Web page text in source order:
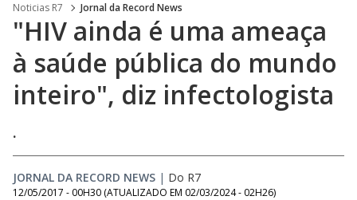
Noticias R7 Jornal da Record News
"HIV ainda é uma ameaça
à saúde pública do mundo
inteiro", diz infectologista
.
JORNAL DA RECORD NEWS | Do R7
12/05/2017 - 00H30 (ATUALIZADO EM 02/03/2024 - 02H26)